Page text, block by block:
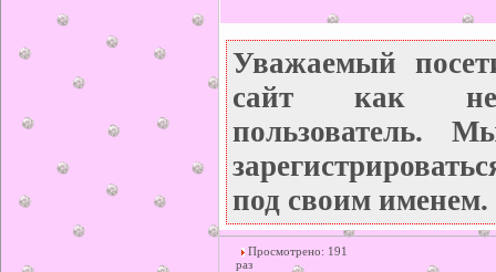
Уважаемый
сайт как
пользователь.
под своим именем.
Просмотрено: 191
раз